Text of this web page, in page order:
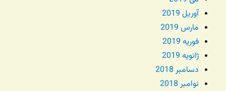
آوریل 2019
مارس 2019
فوریه 2019
ژانویه 2019
دسامبر 2018
نوامبر 2018